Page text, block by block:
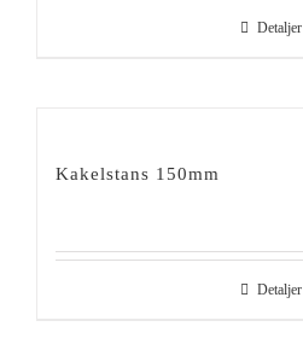
Detaljer
Kakelstans 150mm
Detaljer